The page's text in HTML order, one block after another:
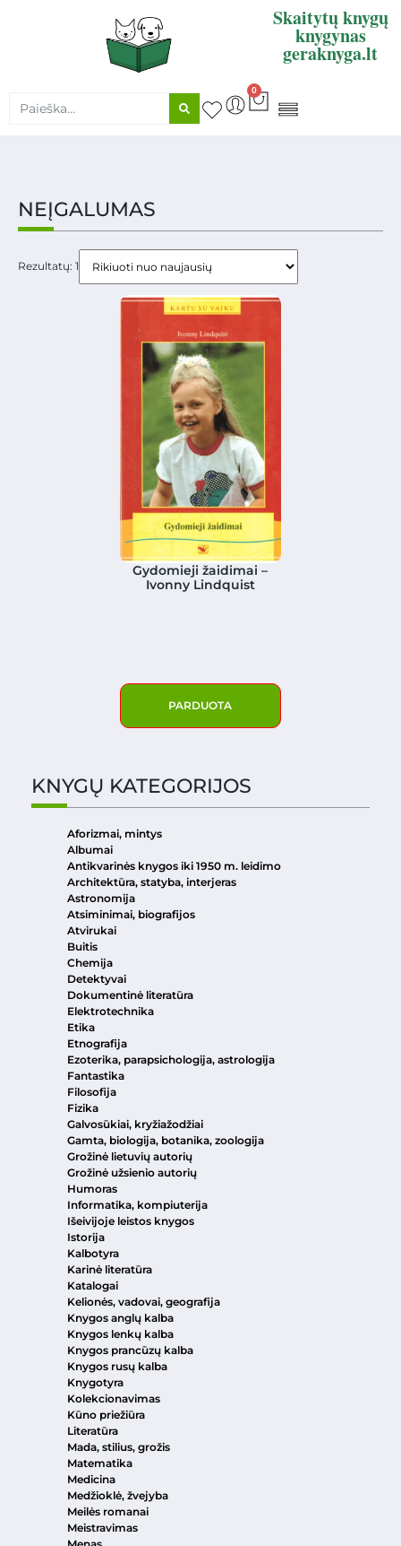
Skaitytų knygų
knygynas
geraknyga.lt
0
NEĮGALUMAS
Rezultatų: 1
Gydomieji žaidimai –
Ivonny Lindquist
PARDUOTA
KNYGŲ KATEGORIJOS
Aforizmai, mintys
Albumai
Antikvarinės knygos iki 1950 m. leidimo
Architektūra, statyba, interjeras
Astronomija
Atsiminimai, biografijos
Atvirukai
Buitis
Chemija
Detektyvai
Dokumentinė literatūra
Elektrotechnika
Etika
Etnografija
Ezoterika, parapsichologija, astrologija
Fantastika
Filosofija
Fizika
Galvosūkiai, kryžiažodžiai
Gamta, biologija, botanika, zoologija
Grožinė lietuvių autorių
Grožinė užsienio autorių
Humoras
Informatika, kompiuterija
Išeivijoje leistos knygos
Istorija
Kalbotyra
Karinė literatūra
Katalogai
Kelionės, vadovai, geografija
Knygos anglų kalba
Knygos lenkų kalba
Knygos prancūzų kalba
Knygos rusų kalba
Knygotyra
Kolekcionavimas
Kūno priežiūra
Literatūra
Mada, stilius, grožis
Matematika
Medicina
Medžioklė, žvejyba
Meilės romanai
Meistravimas